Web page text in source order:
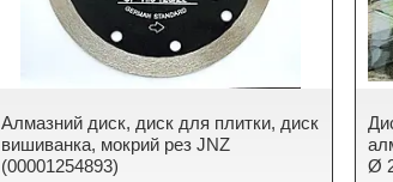
Алмазний диск, диск для плитки, диск
вишиванка, мокрий рез JNZ
(00001254893)
Ø